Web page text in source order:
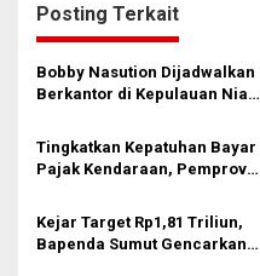
a
s
i
o
Posting Terkait
Bobby Nasution Dijadwalkan
Berkantor di Kepulauan Nias,
Meriah
Tingkatkan Kepatuhan Bayar
Pajak Kendaraan, Pemprov
ke Masyarakat
Kejar Target Rp1,81 Triliun,
Bapenda Sumut Gencarkan